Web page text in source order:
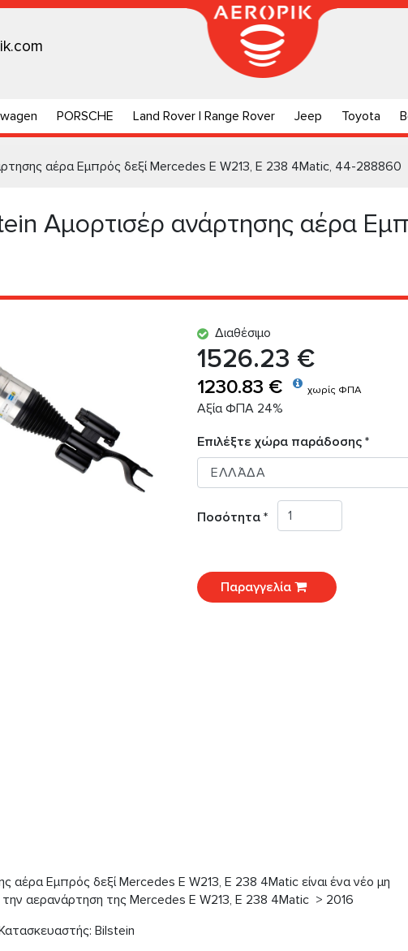
PORSCHE Land Rover | Range Rover Jeep Toyota
αέρα Εμπρός δεξί Mercedes E W213, E 238 4Matic, 44-288860
Αμορτισέρ ανάρτησης αέρα
Διαθέσιμο
1526.23 €
1230.83 € χωρίς ΦΠΑ
Αξία ΦΠΑ 24%
Επιλέξτε χώρα παράδοσης *
Ποσότητα *
Παραγγελία
αέρα Εμπρός δεξί Mercedes E W213, E 238 4Matic είναι ένα νέο μη
αερανάρτηση της Mercedes E W213, E 238 4Matic > 2016
Bilstein